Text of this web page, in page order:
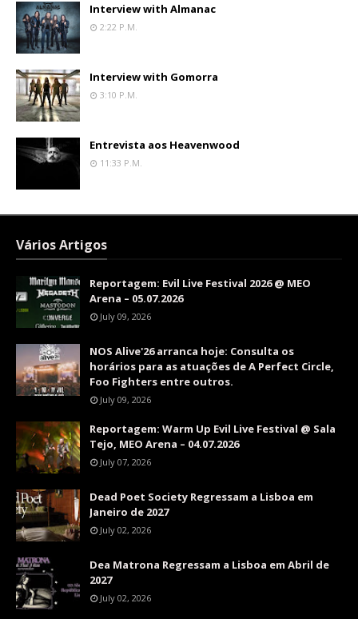
Interview with Almanac
2:22 P.m.
Interview with Gomorra
3:10 P.m.
Entrevista aos Heavenwood
11:33 P.m.
Vários Artigos
Reportagem: Evil Live Festival 2026 @ MEO
Arena – 05.07.2026
July 09, 2026
NOS Alive'26 arranca hoje: Consulta os
horários para as atuações de A Perfect Circle,
Foo Fighters entre outros.
July 09, 2026
Reportagem: Warm Up Evil Live Festival @ Sala
Tejo, MEO Arena – 04.07.2026
July 07, 2026
Dead Poet Society Regressam a Lisboa em
Janeiro de 2027
July 02, 2026
Dea Matrona Regressam a Lisboa em Abril de
2027
July 02, 2026